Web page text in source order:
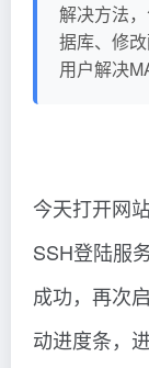
解决方法
据库、修
用户解决
今天打开网
SSH登陆服
成功，再次
动进度条，